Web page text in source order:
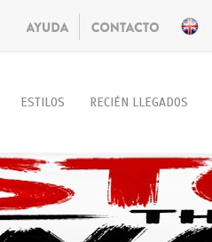
ESTILOS RECIÉN LLEGADOS